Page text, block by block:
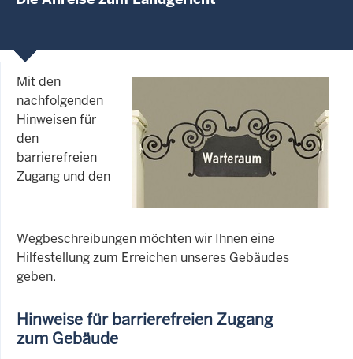
Mit den
nachfolgenden
Hinweisen für
den
barrierefreien
Zugang und den
Wegbeschreibungen möchten wir Ihnen eine
Hilfestellung zum Erreichen unseres Gebäudes
geben.
Hinweise für barrierefreien Zugang
zum Gebäude